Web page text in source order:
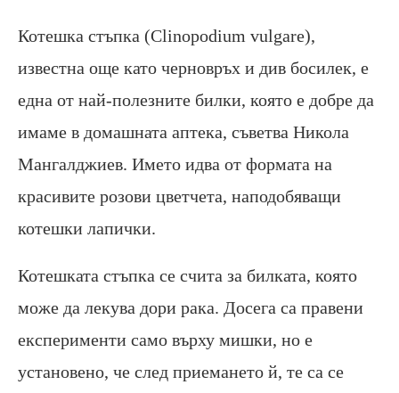
Котешка стъпка (Clinopodium vulgare),
известна още като черновръх и див босилек, е
една от най-полезните билки, която е добре да
имаме в домашната аптека, съветва Никола
Мангалджиев. Името идва от формата на
красивите розови цветчета, наподобяващи
котешки лапички.
Котешката стъпка се счита за билката, която
може да лекува дори рака. Досега са правени
експерименти само върху мишки, но е
установено, че след приемането й, те са се